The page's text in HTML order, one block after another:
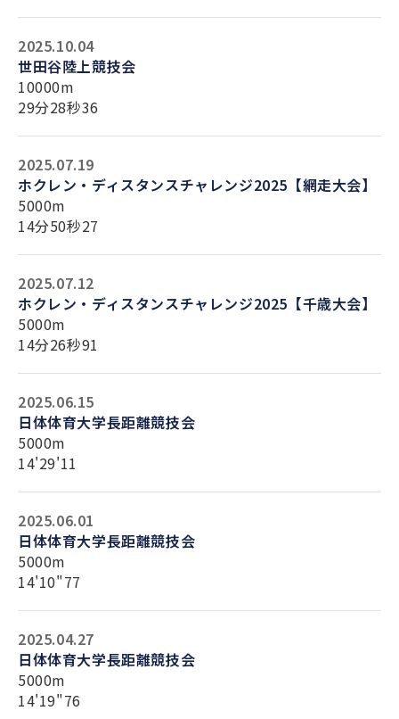
2025.10.04
世田谷陸上競技会
10000m
29分28秒36
2025.07.19
ホクレン・ディスタンスチャレンジ2025【網走大会】
5000m
14分50秒27
2025.07.12
ホクレン・ディスタンスチャレンジ2025【千歳大会】
5000m
14分26秒91
2025.06.15
日体体育大学長距離競技会
5000m
14'29'11
2025.06.01
日体体育大学長距離競技会
5000m
14'10"77
2025.04.27
日体体育大学長距離競技会
5000m
14'19"76